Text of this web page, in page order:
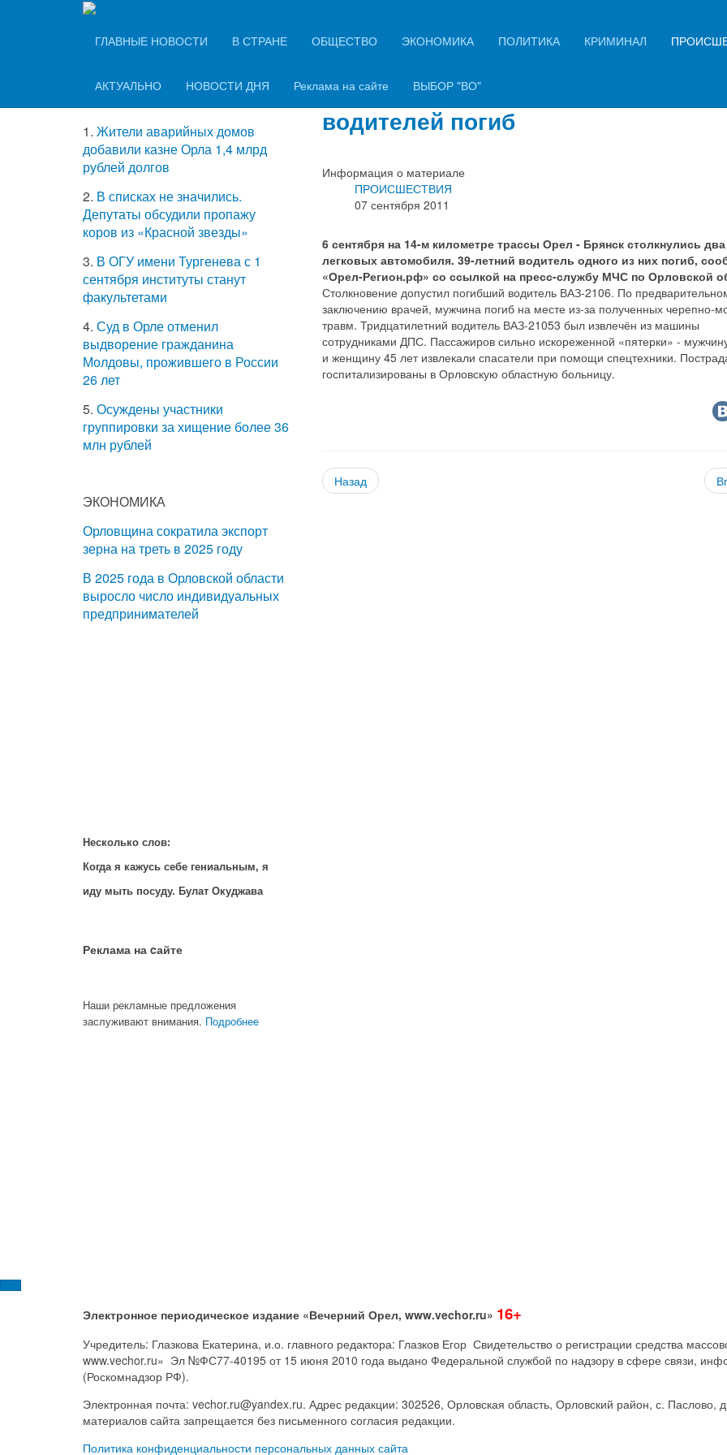
ГЛАВНЫЕ НОВОСТИ
В СТРАНЕ ОБЩЕСТВО ЭКОНОМИКА ПОЛИТИКА КРИМИНАЛ
АКТУАЛЬНО НОВОСТИ ДНЯ Реклама на сайте ВЫБОР "ВО"
Столкновение автомобилей в
Орловской области: один из
водителей погиб
Информация о материале
ПРОИСШЕСТВИЯ
07 сентября 2011
6 сентября на 14-м километре трассы Орел - Брянск столкнулись два
легковых автомобиля. 39-летний водитель одного из них погиб,
«Орел-Регион.рф» со ссылкой на пресс-службу МЧС по Орловской
Столкновение допустил погибший водитель ВАЗ-2106. По
заключению врачей, мужчина погиб на месте из-за полученных черепно-
травм. Тридцатилетний водитель ВАЗ-21053 был извлечён из машины
сотрудниками ДПС. Пассажиров сильно искореженной «пятерки» -
и женщину 45 лет извлекали спасатели при помощи спецтехники.
госпитализированы в Орловскую областную больницу.
Назад
1. Жители аварийных домов
добавили казне Орла 1,4 млрд
рублей долгов
2. В списках не значились.
Депутаты обсудили пропажу
коров из «Красной звезды»
3. В ОГУ имени Тургенева с 1
сентября институты станут
факультетами
4. Суд в Орле отменил
выдворение гражданина
Молдовы, прожившего в России
26 лет
5. Осуждены участники
группировки за хищение более 36
млн рублей
ЭКОНОМИКА
Орловщина сократила экспорт
зерна на треть в 2025 году
В 2025 года в Орловской области
выросло число индивидуальных
предпринимателей
Несколько слов:
Когда я кажусь себе гениальным, я
иду мыть посуду. Булат Окуджава
Реклама на cайте
Наши рекламные предложения
заслуживают внимания. Подробнее
Электронное периодическое издание «Вечерний Орел, www.vechor.ru» 16+
Учредитель: Глазкова Екатерина, и.о. главного редактора: Глазков Егор Свидетельство о регистрации средства
www.vechor.ru» Эл №ФС77-40195 от 15 июня 2010 года выдано Федеральной службой по надзору в сфере связи,
(Роскомнадзор РФ).
Электронная почта: vechor.ru@yandex.ru. Адрес редакции: 302526, Орловская область, Орловский район, с.
материалов сайта запрещается без письменного согласия редакции.
Политика конфиденциальности персональных данных сайта